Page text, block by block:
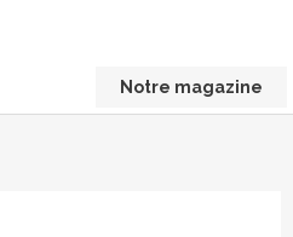
Notre magazine